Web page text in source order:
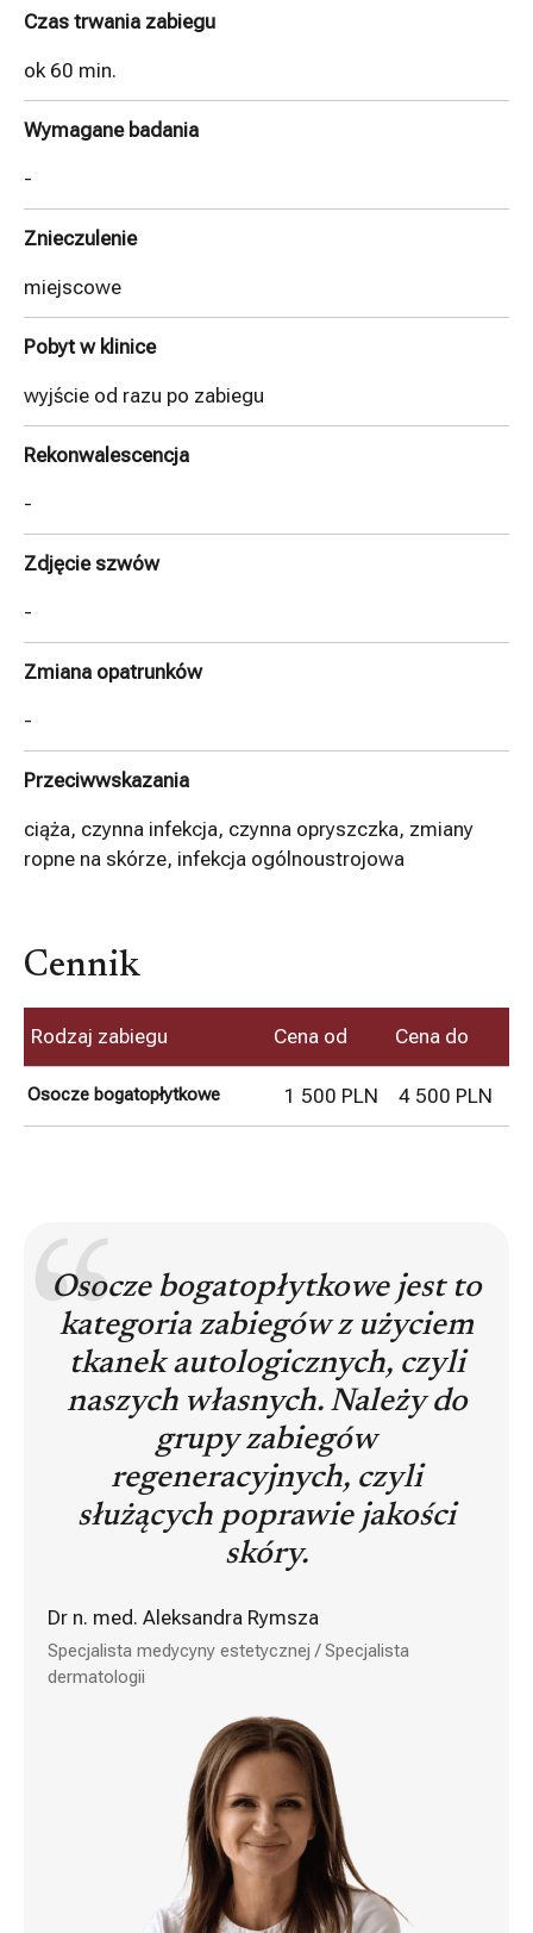
Czas trwania zabiegu
ok 60 min.
Wymagane badania
-
Znieczulenie
miejscowe
Pobyt w klinice
wyjście od razu po zabiegu
Rekonwalescencja
-
Zdjęcie szwów
-
Zmiana opatrunków
-
Przeciwwskazania
ciąża, czynna infekcja, czynna opryszczka, zmiany
ropne na skórze, infekcja ogólnoustrojowa
Cennik
Rodzaj zabiegu Cena od Cena do
Osocze bogatopłytkowe 1 500 PLN 4 500 PLN
Osocze bogatopłytkowe jest to
kategoria zabiegów z użyciem
tkanek autologicznych, czyli
naszych własnych. Należy do
grupy zabiegów
regeneracyjnych, czyli
służących poprawie jakości
skóry.
Dr n. med. Aleksandra Rymsza
Specjalista medycyny estetycznej / Specjalista
dermatologii